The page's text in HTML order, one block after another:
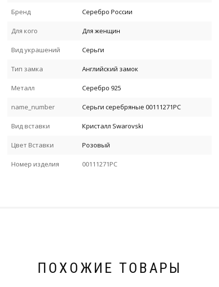
Бренд Серебро России
Для кого Для женщин
Вид украшений Серьги
Тип замка Английский замок
Металл Серебро 925
name_number Серьги серебряные 00111271РС
Вид вставки Кристалл Swarovski
Цвет Вставки Розовый
Номер изделия 00111271РС
ПОХОЖИЕ ТОВАРЫ